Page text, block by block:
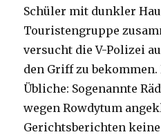
Schüler mit dunkler
Touristengruppe
versucht die V-Polizei
den Griff zu
Übliche: Sogenannte
wegen Rowdytum
Gerichtsberichten